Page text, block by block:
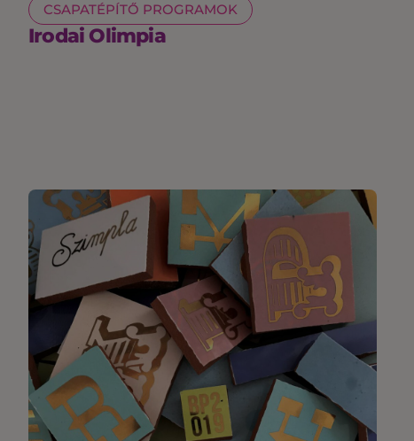
CSAPATÉPÍTŐ PROGRAMOK
Irodai Olimpia